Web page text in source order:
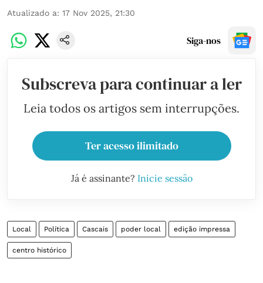
Atualizado a: 17 Nov 2025, 21:30
Siga-nos
Subscreva para continuar a ler
Leia todos os artigos sem interrupções.
Ter acesso ilimitado
Já é assinante? Inicie sessão
Local Política Cascais poder local edição impressa
centro histórico